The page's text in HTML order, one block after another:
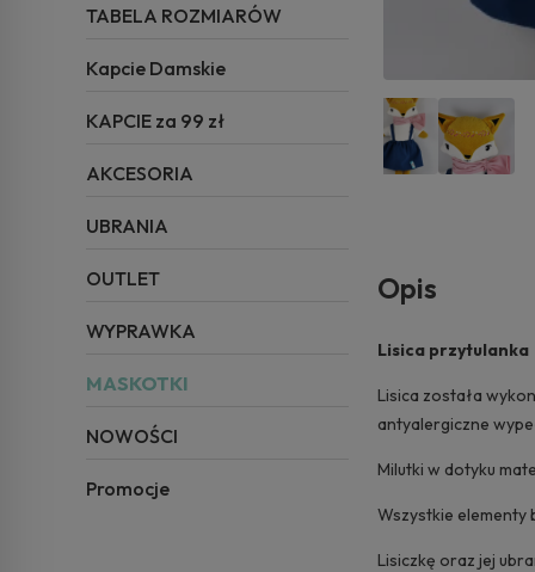
TABELA ROZMIARÓW
Kapcie Damskie
KAPCIE za 99 zł
AKCESORIA
UBRANIA
OUTLET
WYPRAWKA
MASKOTKI
NOWOŚCI
Promocje
Opis
Lisica przytulanka
Lisica została
antyalergiczne
Milutki w dotyku
Wszystkie elementy
Lisiczkę oraz jej